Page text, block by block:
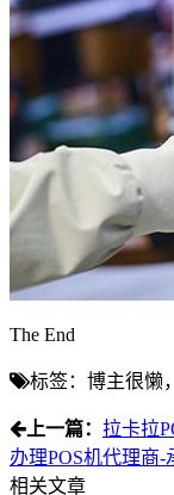
The End
标签：博主很懒
上一篇： 拉卡拉
办理POS机代理商-
相关文章